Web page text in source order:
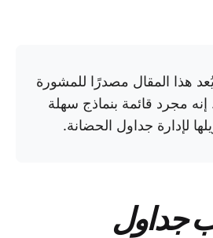
يُعد هذا المقال مصدرًا للمشورة
إنه مجرد قائمة بنماذج سهلة
لإدارة جداول الحضانة.
جداول